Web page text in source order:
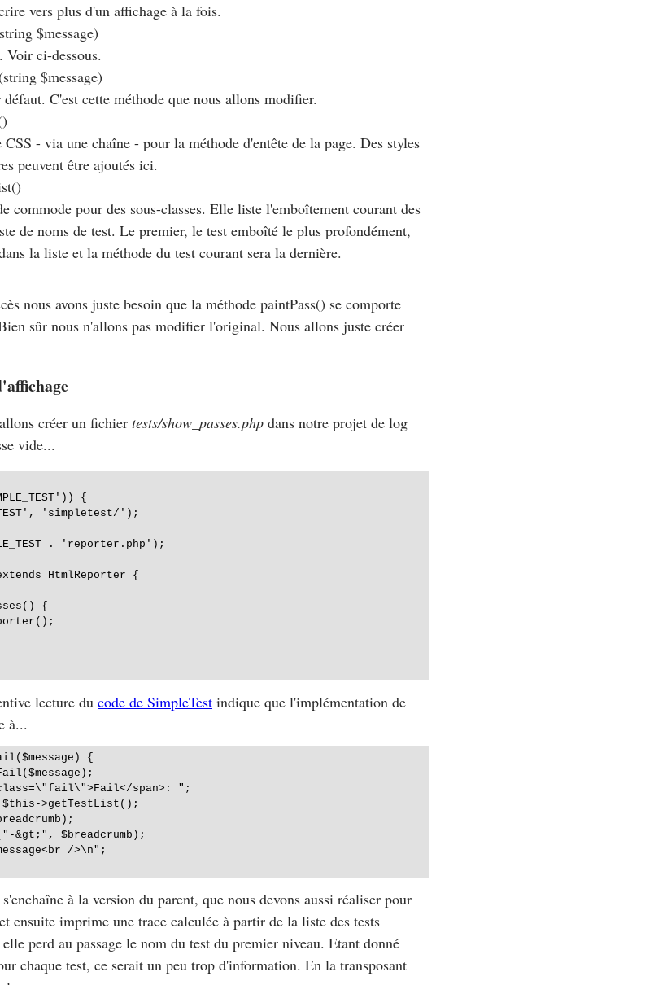
vers plus d'un affichage à la fois.
$message)
Voir ci-dessous.
$message)
C'est cette méthode que nous allons modifier.
- via une chaîne - pour la méthode d'entête de la page. Des styles
peuvent être ajoutés ici.
commode pour des sous-classes. Elle liste l'emboîtement courant des
de noms de test. Le premier, le test emboîté le plus profondément,
la liste et la méthode du test courant sera la dernière.
nous avons juste besoin que la méthode paintPass() se comporte
sûr nous n'allons pas modifier l'original. Nous allons juste créer
créer un fichier tests/show_passes.php dans notre projet de log
vide...
{
'simpletest/');
. 'reporter.php');
HtmlReporter {
{
lecture du code de SimpleTest indique que l'implémentation de
à...
{
span>: ";
>getTestList();
&gt;", $breadcrumb);
/>\n";
à la version du parent, que nous devons aussi réaliser pour
ensuite imprime une trace calculée à partir de la liste des tests
perd au passage le nom du test du premier niveau. Etant donné
chaque test, ce serait un peu trop d'information. En la transposant